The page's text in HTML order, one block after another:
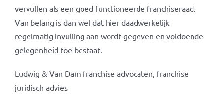
vervullen als een goed functioneerde franchiseraad.
Van belang is dan wel dat hier daadwerkelijk
regelmatig invulling aan wordt gegeven en voldoende
gelegenheid toe bestaat.
Ludwig & Van Dam franchise advocaten, franchise
juridisch advies